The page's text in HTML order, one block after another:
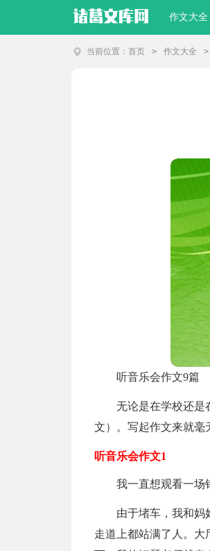
作文大全
当前位置： 首页 > 作文大全 >
听音乐会作文9篇
无论是在学校还是
文）。写起作文来就毫
听音乐会作文1
我一直想观看一场
由于堵车，我和妈
走道上都站满了人。大